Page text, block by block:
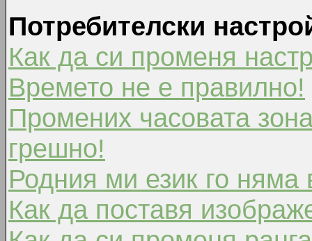
Потребителски
Как да си променя
Времето не е правилно!
Промених часовата
грешно!
Родния ми език го няма
Как да поставя